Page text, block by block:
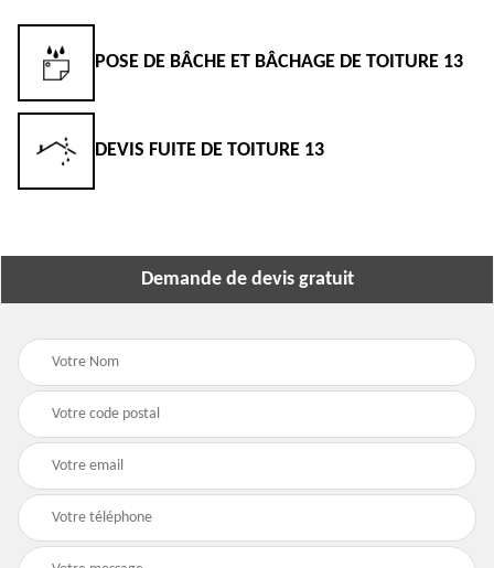
POSE DE BÂCHE ET BÂCHAGE DE TOITURE 13
DEVIS FUITE DE TOITURE 13
Demande de devis gratuit